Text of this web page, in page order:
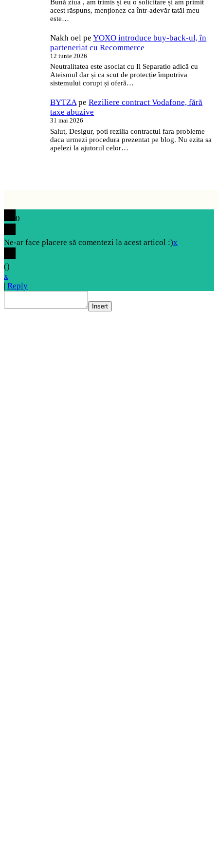
Bună ziua , am trimis și eu o solicitare și am primit
acest răspuns, menționez ca într-adevăr tatăl meu
este…
Nakh oel peYOXO introduce buy-back-ul, în
parteneriat cu Recommerce
12 iunie 2026
Neutralitatea este asociat cu Il Separatio adică cu
Ateismul dar și ca scut de protecție împotriva
sistemului corupt și oferă…
BYTZApeReziliere contract Vodafone, fără
taxe abuzive
31 mai 2026
Salut, Desigur, poti rezilia contractul fara probleme
daca urmezi procedura prezentat pe blog. Nu ezita sa
apelezi la ajutorul celor…
0
Ne-ar face placere să comentezi la acest articol :)x
()
x
Reply
Insert